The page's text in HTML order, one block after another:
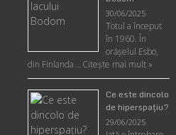
30/06/2025
Totul a început
în 1960. În
orășelul Esbo,
din Finlanda …Citește mai mult »
Ce este dincolo
de hiperspaţiu?
29/06/2025